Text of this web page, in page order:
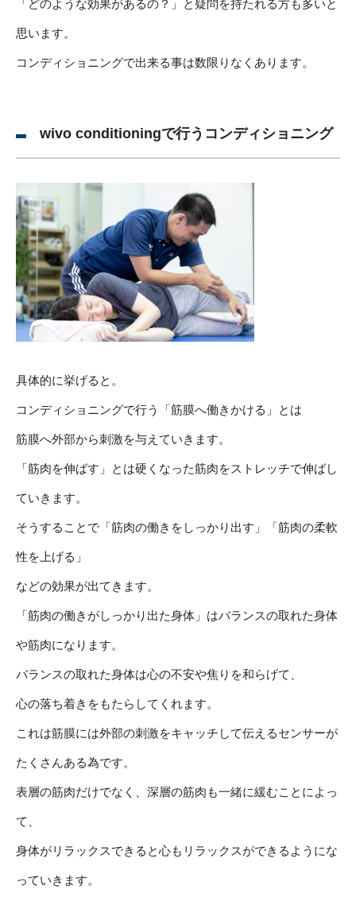
「どのような効果があるの？」と疑問を持たれる方も多いと
思います。
コンディショニングで出来る事は数限りなくあります。
wivo conditioningで行うコンディショニング
具体的に挙げると。
コンディショニングで行う「筋膜へ働きかける」とは
筋膜へ外部から刺激を与えていきます。
「筋肉を伸ばす」とは硬くなった筋肉をストレッチで伸ばし
ていきます。
そうすることで「筋肉の働きをしっかり出す」「筋肉の柔軟
性を上げる」
などの効果が出てきます。
「筋肉の働きがしっかり出た身体」はバランスの取れた身体
や筋肉になります。
バランスの取れた身体は心の不安や焦りを和らげて、
心の落ち着きをもたらしてくれます。
これは筋膜には外部の刺激をキャッチして伝えるセンサーが
たくさんある為です。
表層の筋肉だけでなく、深層の筋肉も一緒に緩むことによっ
て、
身体がリラックスできると心もリラックスができるようにな
っていきます。